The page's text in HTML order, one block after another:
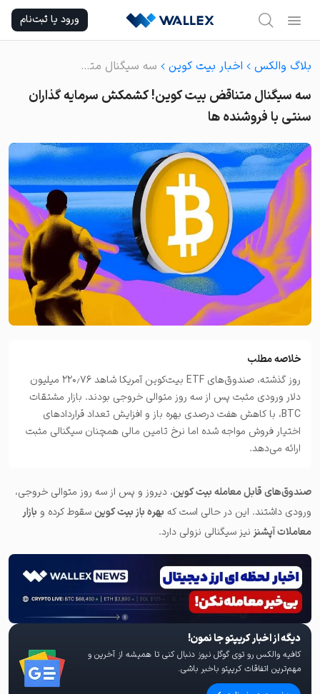
content
ورود یا ثبت‌نام
بلاگ والکس اخبار بیت کوین سه سیگنال متناقض بیت کوین! کشمکش سرمایه گذاران سنتی با فروشنده ها
سه سیگنال متناقض بیت کوین! کشمکش سرمایه گذاران
سنتی با فروشنده ها
خلاصه مطلب
روز گذشته، صندوق‌های ETF بیت‌کوین آمریکا شاهد ۲۲۰٫۷۶ میلیون
دلار ورودی مثبت پس از سه روز متوالی خروجی بودند. بازار مشتقات
BTC، با کاهش هفت درصدی بهره باز و افزایش تعداد قراردادهای
اختیار فروش مواجه شده اما نرخ تامین مالی همچنان سیگنالی مثبت
ارائه می‌دهد.
صندوق‌های قابل معامله بیت کوین، دیروز و پس از سه روز متوالی خروجی،
ورودی داشتند. این در حالی است که بهره باز بیت کوینسقوط کرده و بازار
معاملات آپشنز نیز سیگنالی نزولی دارد.
دیگه از اخبار کریپتو جا نمون!
کافیه والکس رو توی گوگل نیوز دنبال کنی تا همیشه از آخرین و
مهم‌ترین اتفاقات کریپتو باخبر باشی.